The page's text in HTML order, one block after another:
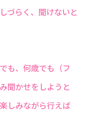
づらく、聞けないと
も、何歳でも（フ
聞かせをしようと
しみながら行えば